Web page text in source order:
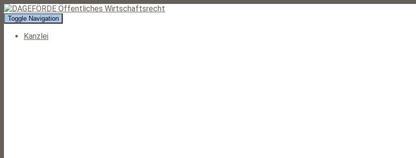
Toggle Navigation
Kanzlei